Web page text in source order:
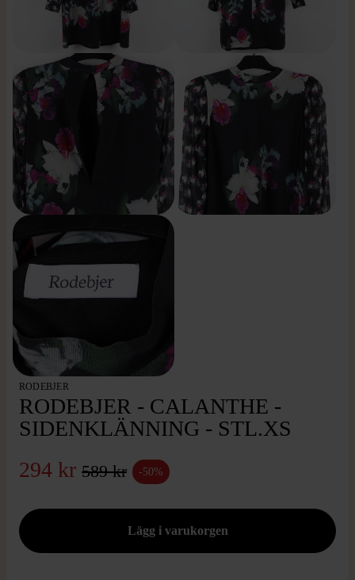
RODEBJER
RODEBJER - CALANTHE -
SIDENKLÄNNING - STL.XS
294 kr 589 kr -50%